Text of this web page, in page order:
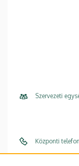
Szervezeti
Központi